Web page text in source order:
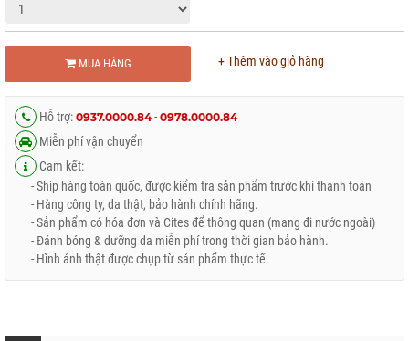
MUA HÀNG + Thêm vào giỏ hàng
Hỗ trợ: 0937.0000.84- 0978.0000.84
Miễn phí vận chuyển
Cam kết:
- Ship hàng toàn quốc, được kiểm tra sản phẩm trước khi thanh toán
- Hàng công ty, da thật, bảo hành chính hãng.
- Sản phẩm có hóa đơn và Cites để thông quan (mang đi nước ngoài)
- Đánh bóng & dưỡng da miễn phí trong thời gian bảo hành.
- Hình ảnh thật được chụp từ sản phẩm thực tế.